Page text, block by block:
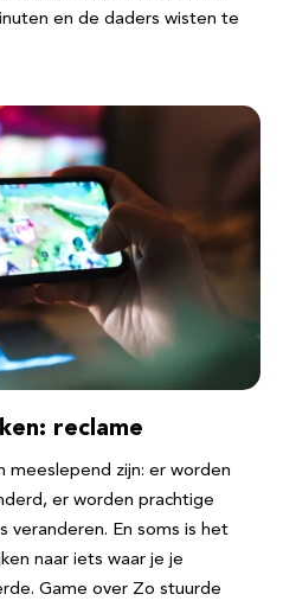
en de daders wisten te
reclame
meeslepend zijn: er worden
er worden prachtige
veranderen. En soms is het
naar iets waar je je
Game over Zo stuurde